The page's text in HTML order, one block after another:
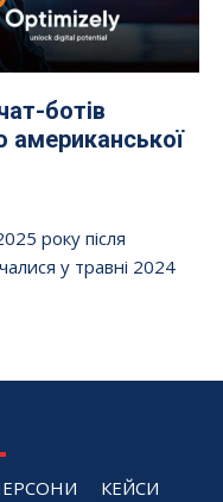
ботів
американської
року після
у травні 2024
КЕЙСИ